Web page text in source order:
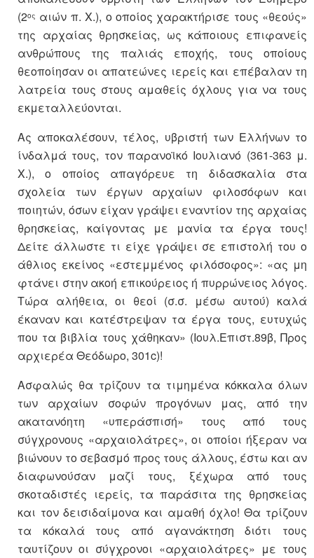
(2ος αιών π. Χ.), ο οποίος χαρακτήρισε τους «θεούς»
της αρχαίας θρησκείας, ως κάποιους επιφανείς
ανθρώπους της παλιάς εποχής, τους οποίους
θεοποίησαν οι απατεώνες ιερείς και επέβαλαν τη
λατρεία τους στους αμαθείς όχλους για να τους
εκμεταλλεύονται.
Ας αποκαλέσουν, τέλος, υβριστή των Ελλήνων το
ίνδαλμά τους, τον παρανοϊκό Ιουλιανό (361-363 μ.
Χ.), ο οποίος απαγόρευε τη διδασκαλία στα
σχολεία των έργων αρχαίων φιλοσόφων και
ποιητών, όσων είχαν γράψει εναντίον της αρχαίας
θρησκείας, καίγοντας με μανία τα έργα τους!
Δείτε άλλωστε τι είχε γράψει σε επιστολή του ο
άθλιος εκείνος «εστεμμένος φιλόσοφος»: «ας μη
φτάνει στην ακοή επικούρειος ή πυρρώνειος λόγος.
Τώρα αλήθεια, οι θεοί (σ.σ. μέσω αυτού) καλά
έκαναν και κατέστρεψαν τα έργα τους, ευτυχώς
που τα βιβλία τους χάθηκαν» (Ιουλ.Επιστ.89β, Προς
αρχιερέα Θεόδωρο, 301c)!
Ασφαλώς θα τρίζουν τα τιμημένα κόκκαλα όλων
των αρχαίων σοφών προγόνων μας, από την
ακατανόητη «υπεράσπισή» τους από τους
σύγχρονους «αρχαιολάτρες», οι οποίοι ήξεραν να
βιώνουν το σεβασμό προς τους άλλους, έστω και αν
διαφωνούσαν μαζί τους, ξέχωρα από τους
σκοταδιστές ιερείς, τα παράσιτα της θρησκείας
και τον δεισιδαίμονα και αμαθή όχλο! Θα τρίζουν
τα κόκαλά τους από αγανάκτηση διότι τους
ταυτίζουν οι σύγχρονοι «αρχαιολάτρες» με τους